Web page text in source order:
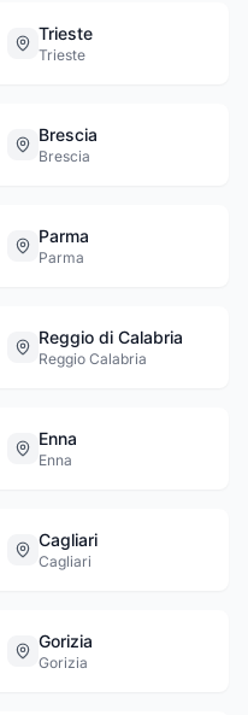
Trieste
Trieste
Brescia
Brescia
Parma
Parma
Reggio di Calabria
Reggio Calabria
Enna
Enna
Cagliari
Cagliari
Gorizia
Gorizia